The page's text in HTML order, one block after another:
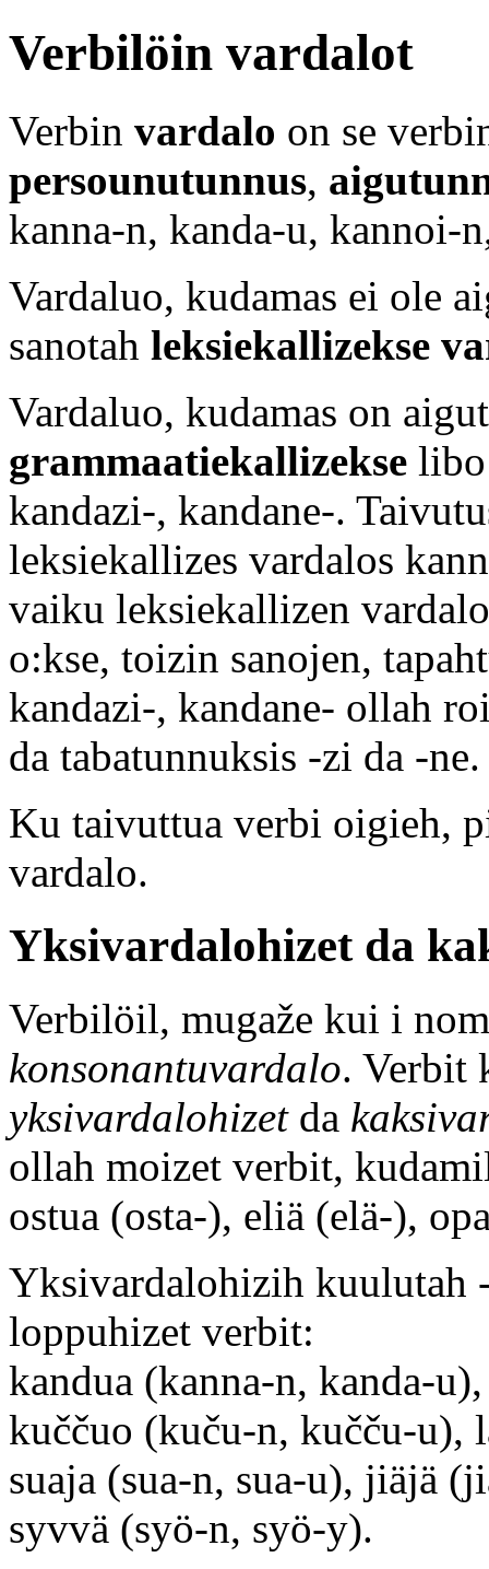
Verbilöin vardalot
Verbin vardalo on se
persounutunnus,
kanna-n, kanda-u, kannoi-
Vardaluo, kudamas ei ole
sanotah leksiekallizekse
Vardaluo, kudamas on
grammaatiekallizekse
kandazi-, kandane-.
leksiekallizes vardalos
vaiku leksiekallizen
o:kse, toizin sanojen,
kandazi-, kandane- ollah
da tabatunnuksis -zi da -ne.
Ku taivuttua verbi oigieh,
vardalo.
Yksivardalohizet da
Verbilöil, mugaže kui i
konsonantuvardalo. Verbit
yksivardalohizetda
ollah moizet verbit,
ostua (osta-), eliä (elä-),
Yksivardalohizih kuulutah
loppuhizet verbit:
kandua (kanna-n, kanda-
kuččuo (kuču-n, kučču-
suaja (sua-n, sua-u), jiäjä
syvvä (syö-n, syö-y).